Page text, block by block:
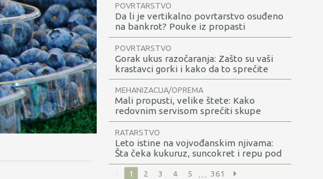
POVRTARSTVO
Da li je vertikalno povrtarstvo osuđeno
na bankrot? Pouke iz propasti
vertikalnih farmi
POVRTARSTVO
Gorak ukus razočaranja: Zašto su vaši
krastavci gorki i kako da to sprečite
MEHANIZACIJA/OPREMA
Mali propusti, velike štete: Kako
redovnim servisom sprečiti skupe
kvarove u zaštićenom prostoru
RATARSTVO
Leto istine na vojvođanskim njivama:
Šta čeka kukuruz, suncokret i repu pod
vrelim suncem?
1 2 3 4 5 361